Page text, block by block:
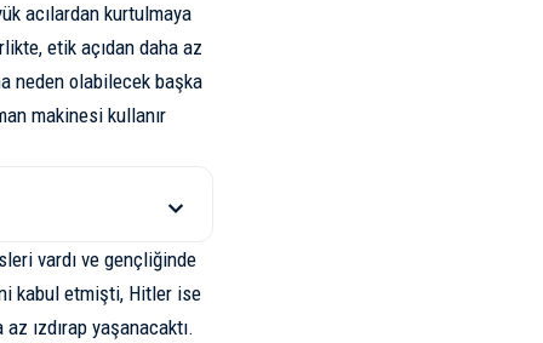
acılardan kurtulmaya
etik açıdan daha az
neden olabilecek başka
makinesi kullanır
vardı ve gençliğinde
kabul etmişti, Hitler ise
ızdırap yaşanacaktı.